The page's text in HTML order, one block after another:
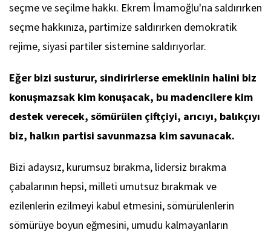
seçme ve seçilme hakkı. Ekrem İmamoğlu'na saldırırken
seçme hakkınıza, partimize saldırırken demokratik
rejime, siyasi partiler sistemine saldırıyorlar.
Eğer bizi susturur, sindirirlerse emeklinin halini biz
konuşmazsak kim konuşacak, bu madencilere kim
destek verecek, sömürülen çiftçiyi, arıcıyı, balıkçıyı
biz, halkın partisi savunmazsa kim savunacak.
Bizi adaysız, kurumsuz bırakma, lidersiz bırakma
çabalarının hepsi, milleti umutsuz bırakmak ve
ezilenlerin ezilmeyi kabul etmesini, sömürülenlerin
sömürüye boyun eğmesini, umudu kalmayanların